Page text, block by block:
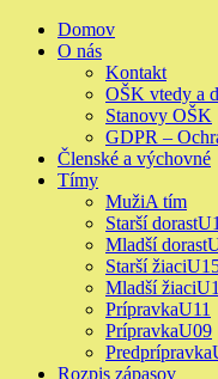
Skip
Primary
Menu
Domov
O nás
Kontakt
OŠK vtedy a
Stanovy OŠK
GDPR –
Členské a výchovné
Tímy
MužiA tím
Starší dorast
Mladší dorast
Starší žiaci
Mladší žiaci
PrípravkaU11
PrípravkaU09
Predprípravka
Rozpis zápasov